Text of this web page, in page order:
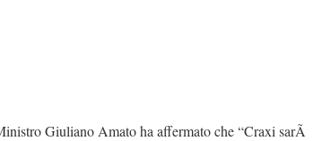
Giuliano Amato ha affermato che “Craxi sarÃ